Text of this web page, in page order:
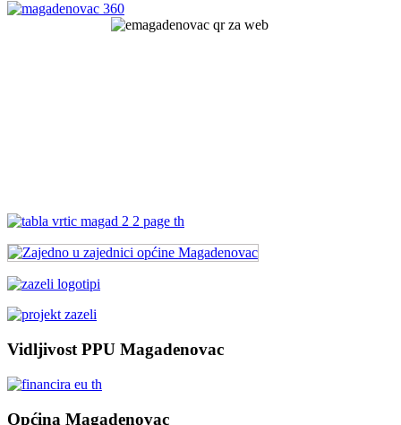
Vidljivost PPU Magadenovac
Općina Magadenovac